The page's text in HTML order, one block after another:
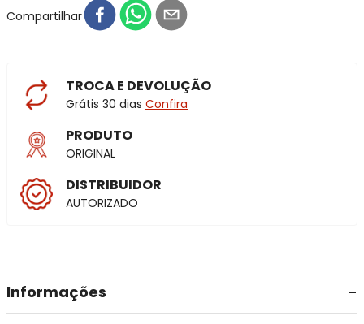
Compartilhar
TROCA E DEVOLUÇÃO
Grátis 30 dias Confira
PRODUTO
ORIGINAL
DISTRIBUIDOR
AUTORIZADO
Informações